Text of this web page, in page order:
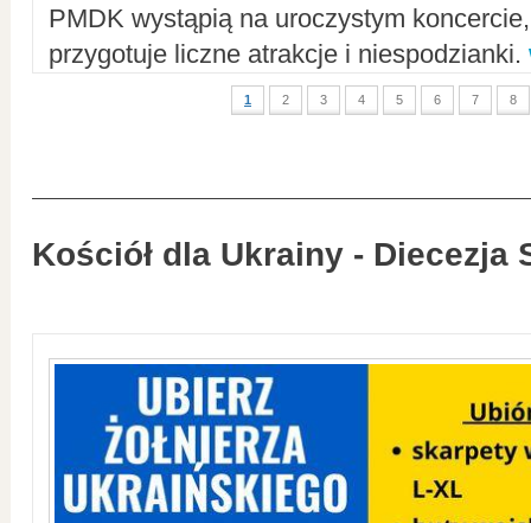
PMDK wystąpią na uroczystym
przygotuje liczne atrakcje i niespodzianki.
1 2 3 4 5 6 7 8
Kościół dla Ukrainy - Diecezja